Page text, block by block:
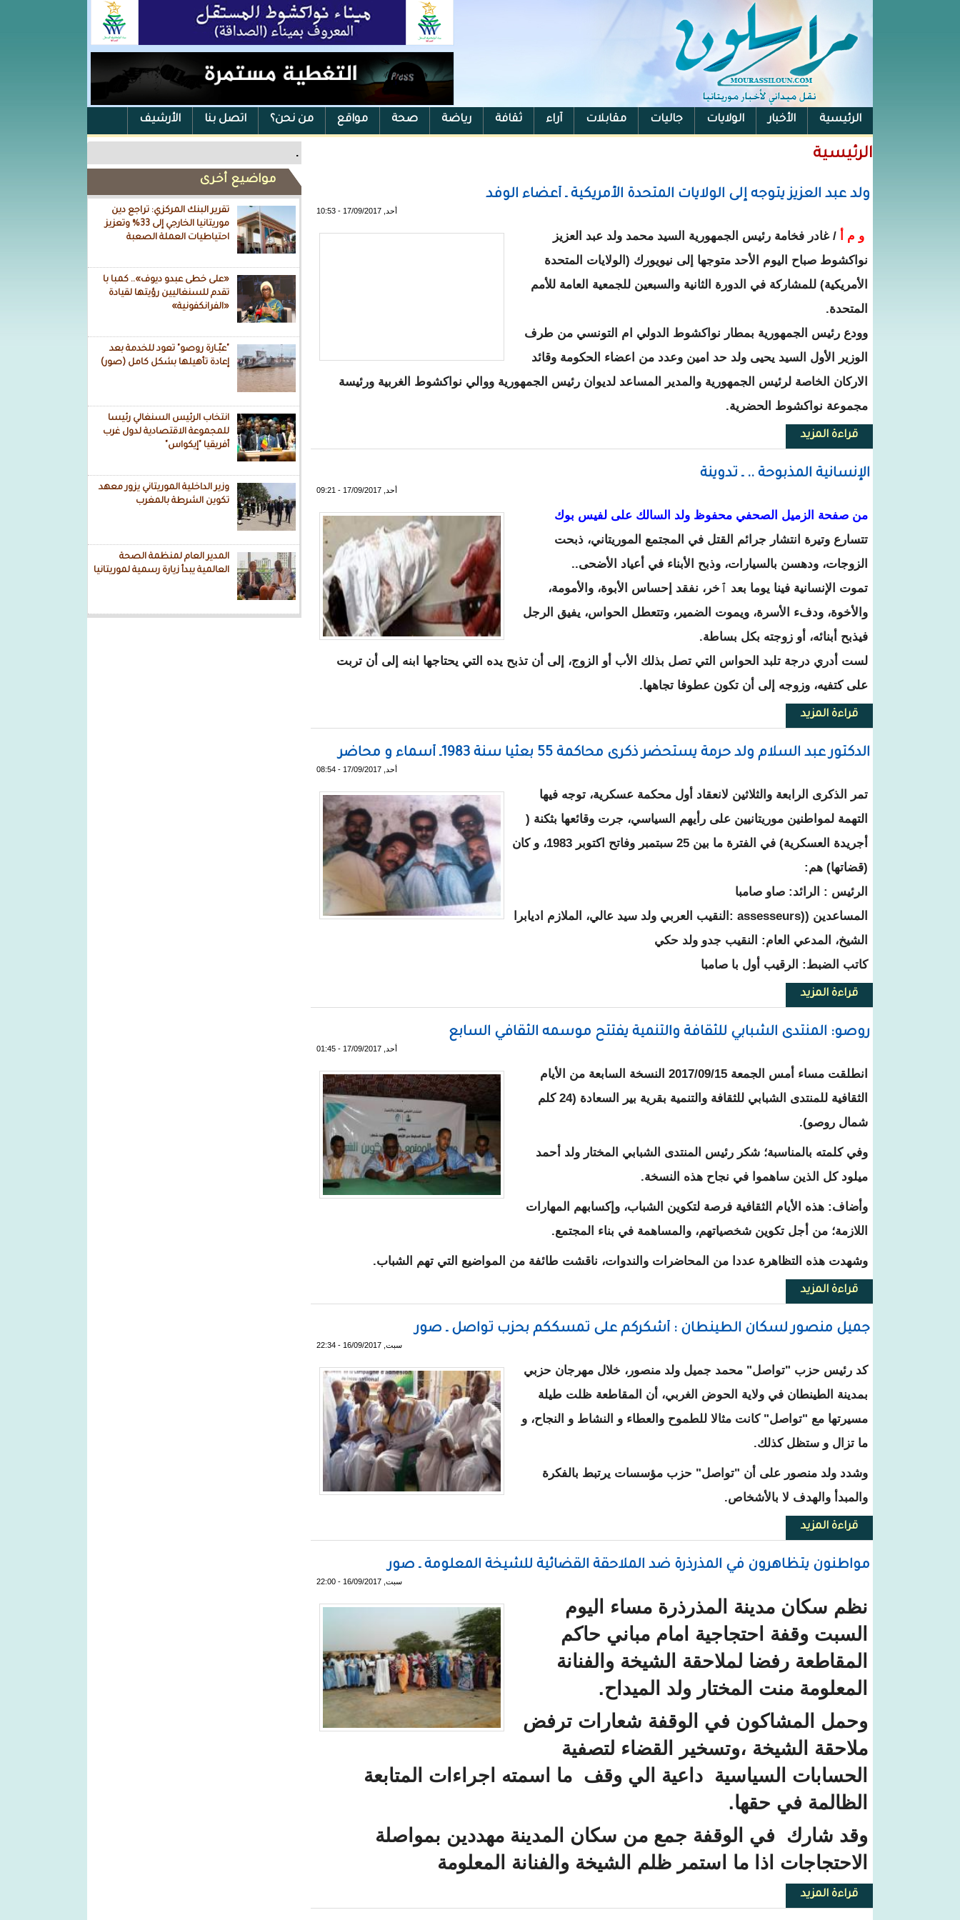
الرئيسية الأخبار الولايات جاليات مقابلات آراء ثقافة رياضة صحة مواقع من نحن؟ اتصل بنا الأرشيف
الفيس بوك .
مواضيع أخرى
تقرير البنك المركزي: تراجع دين
موريتانيا الخارجي إلى 33% وتعزيز
احتياطيات العملة الصعبة
«على خطى عبدو ديوف».. كمبا با
تقدم للسنغاليين رؤيتها لقيادة
«الفرانكفونية»
"عبّـارة روصو" تعود للخدمة بعد
إعادة تأهيلها بشكل كامل (صور)
انتخاب الرئيس السنغالي رئيسا
للمجموعة الاقتصادية لدول غرب
أفريقيا "إيكواس"
وزير الداخلية الموريتاني يزور معهد
تكوين الشرطة بالمغرب
المدير العام لمنظمة الصحة
العالمية يبدأ زيارة رسمية لموريتانيا
الرئيسية
ولد عبد العزيز يتوجه إلى الولايات المتحدة الأمريكية ـ أعضاء الوفد
أحد, 17/09/2017 - 10:53
و م أ /غادر فخامة رئيس الجمهورية السيد محمد ولد عبد العزيز
نواكشوط صباح اليوم الأحد متوجها إلى نيويورك (الولايات المتحدة
الأمريكية) للمشاركة في الدورة الثانية والسبعين للجمعية العامة للأمم
المتحدة.
وودع رئيس الجمهورية بمطار نواكشوط الدولي ام التونسي من طرف
الوزير الأول السيد يحيى ولد حد امين وعدد من اعضاء الحكومة وقائد
الاركان الخاصة لرئيس الجمهورية والمدير المساعد لديوان رئيس الجمهورية ووالي نواكشوط الغربية ورئيسة
مجموعة نواكشوط الحضرية.
قراءة المزيدحول ولد عبد العزيز يتوجه إلى الولايات المتحدة الأمريكية ـ أعضاء الوفد
الإنسانية المذبوحة .. ـ تدوينة
أحد, 17/09/2017 - 09:21
من صفحة الزميل الصحفي محفوظ ولد السالك على لفيس بوك
تتسارع وتيرة انتشار جرائم القتل في المجتمع الموريتاني، ذبحت
الزوجات، ودهسن بالسيارات، وذبح الأبناء في أعياد الأضحى..
تموت الإنسانية فينا يوما بعد ٱخر، نفقد إحساس الأبوة، والأمومة،
والأخوة، ودفء الأسرة، ويموت الضمير، وتتعطل الحواس، يفيق الرجل
فيذبح أبنائه، أو زوجته بكل بساطة.
لست أدري درجة تلبد الحواس التي تصل بذلك الأب أو الزوج، إلى أن تذبح يده التي يحتاجها ابنه إلى أن تربت
على كتفيه، وزوجه إلى أن تكون عطوفا تجاهها.
قراءة المزيدحول الإنسانية المذبوحة .. ـ تدوينة
الدكتور عبد السلام ولد حرمة يستحضر ذكرى محاكمة 55 بعثيا سنة 1983ـ أسماء و محاضر
أحد, 17/09/2017 - 08:54
تمر الذكرى الرابعة والثلاثين لانعقاد أول محكمة عسكرية، توجه فيها
التهمة لمواطنين موريتانيين على رأيهم السياسي، جرت وقائعها بثكنة (
أجريدة العسكرية) في الفترة ما بين 25 سبتمبر وفاتح اكتوبر 1983، و كان
(قضاتها) هم:
الرئيس : الرائد: صاو صامبا
المساعدين ((assesseurs :النقيب العربي ولد سيد عالي، الملازم اديابرا
الشيخ، المدعي العام: النقيب جدو ولد حكي
كاتب الضبط: الرقيب أول با صامبا
قراءة المزيدحول الدكتور عبد السلام ولد حرمة يستحضر ذكرى محاكمة 55 بعثيا سنة 1983ـ أسماء و محاضر
روصو: المنتدى الشبابي للثقافة والتنمية يفتتح موسمه الثقافي السابع
أحد, 17/09/2017 - 01:45
انطلقت مساء أمس الجمعة 2017/09/15 النسخة السابعة من الأيام
الثقافية للمنتدى الشبابي للثقافة والتنمية بقرية بير السعادة (24 كلم
شمال روصو).
وفي كلمته بالمناسبة؛ شكر رئيس المنتدى الشبابي المختار ولد أحمد
ميلود كل الذين ساهموا في نجاح هذه النسخة.
وأضاف: هذه الأيام الثقافية فرصة لتكوين الشباب، وإكسابهم المهارات
اللازمة؛ من أجل تكوين شخصياتهم، والمساهمة في بناء المجتمع.
وشهدت هذه التظاهرة عددا من المحاضرات والندوات، ناقشت طائفة من المواضيع التي تهم الشباب.
قراءة المزيدحول روصو: المنتدى الشبابي للثقافة والتنمية يفتتح موسمه الثقافي السابع
جميل منصور لسكان الطينطان : أشكركم على تمسككم بحزب تواصل ـ صور
سبت, 16/09/2017 - 22:34
كد رئيس حزب "تواصل" محمد جميل ولد منصور، خلال مهرجان حزبي
بمدينة الطينطان في ولاية الحوض الغربي، أن المقاطعة ظلت طيلة
مسيرتها مع "تواصل" كانت مثالا للطموح والعطاء و النشاط و النجاح، و
ما تزال و ستظل كذلك.
وشدد ولد منصور على أن "تواصل" حزب مؤسسات يرتبط بالفكرة
والمبدأ والهدف لا بالأشخاص.
قراءة المزيدحول جميل منصور لسكان الطينطان : أشكركم على تمسككم بحزب تواصل ـ صور
مواطنون يتظاهرون في المذرذرة ضد الملاحقة القضائية للشيخة المعلومة ـ صور
سبت, 16/09/2017 - 22:00
نظم سكان مدينة المذرذرة مساء اليوم
السبت وقفة احتجاجية امام مباني حاكم
المقاطعة رفضا لملاحقة الشيخة والفنانة
المعلومة منت المختار ولد الميداح.
وحمل المشاكون في الوقفة شعارات ترفض
ملاحقة الشيخة ،وتسخير القضاء لتصفية
الحسابات السياسية داعية الي وقف ما اسمته اجراءات المتابعة
الظالمة في حقها.
وقد شارك في الوقفة جمع من سكان المدينة مهددين بمواصلة
الاحتجاجات اذا ما استمر ظلم الشيخة والفنانة المعلومة
قراءة المزيدحول مواطنون يتظاهرون في المذرذرة ضد الملاحقة القضائية للشيخة المعلومة ـ صور